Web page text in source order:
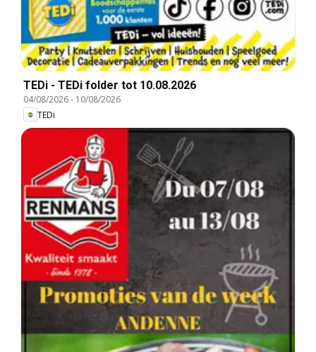
TEDi - TEDi folder tot 10.08.2026
04/08/2026- 10/08/2026
TEDi